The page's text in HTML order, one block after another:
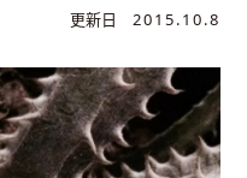
更新日 2015.10.8